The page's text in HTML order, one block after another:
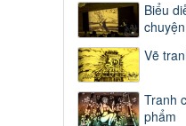
Biểu
Vẽ
Tranh
phẩm